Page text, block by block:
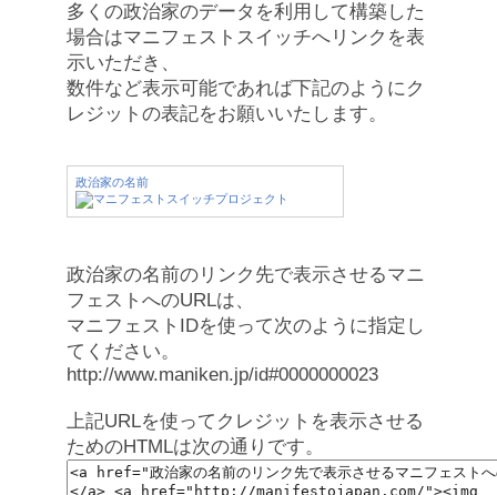
多くの政治家のデータを利用して構築した
場合はマニフェストスイッチへリンクを表
示いただき、
数件など表示可能であれば下記のようにク
レジットの表記をお願いいたします。
政治家の名前
政治家の名前のリンク先で表示させるマニ
フェストへのURLは、
マニフェストIDを使って次のように指定し
てください。
http://www.maniken.jp/id#0000000023
上記URLを使ってクレジットを表示させる
ためのHTMLは次の通りです。